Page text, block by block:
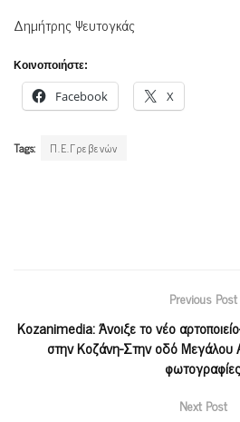
Δημήτρης Ψευτογκάς
Κοινοποιήστε:
Facebook X
Tags: Π.Ε.Γρεβενών
Previous Post
Kozanimedia: Άνοιξε το νέο
στην Κοζάνη-Στην οδό Μεγάλου
φωτογραφίες
Next Post